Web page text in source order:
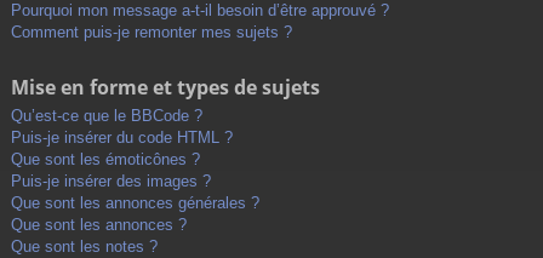
Pourquoi mon message a-t-il besoin d’être approuvé ?
Comment puis-je remonter mes sujets ?
Mise en forme et types de sujets
Qu’est-ce que le BBCode ?
Puis-je insérer du code HTML ?
Que sont les émoticônes ?
Puis-je insérer des images ?
Que sont les annonces générales ?
Que sont les annonces ?
Que sont les notes ?